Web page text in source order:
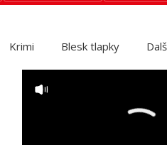
Krimi Blesk tlapky